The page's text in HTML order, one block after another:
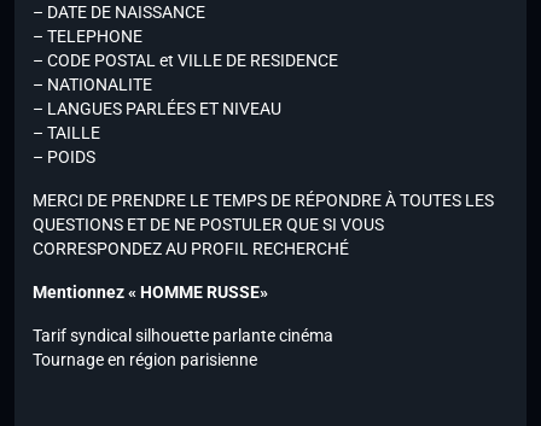
– DATE DE NAISSANCE
– TELEPHONE
– CODE POSTAL et VILLE DE RESIDENCE
– NATIONALITE
– LANGUES PARLÉES ET NIVEAU
– TAILLE
– POIDS
MERCI DE PRENDRE LE TEMPS DE RÉPONDRE À TOUTES LES
QUESTIONS ET DE NE POSTULER QUE SI VOUS
CORRESPONDEZ AU PROFIL RECHERCHÉ
Mentionnez « HOMME RUSSE»
Tarif syndical silhouette parlante cinéma
Tournage en région parisienne